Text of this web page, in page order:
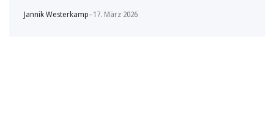
Jannik Westerkamp–17. März 2026